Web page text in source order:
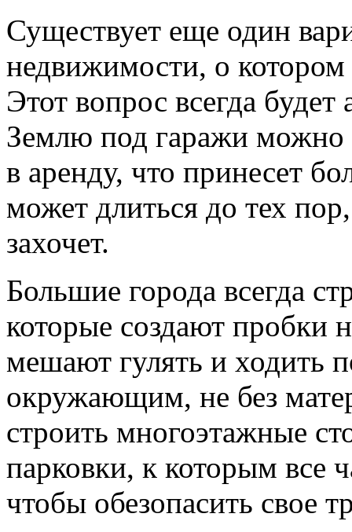
Существует еще один
недвижимости, о котором
Этот вопрос всегда
Землю под гаражи можно
в аренду, что принесет
может длиться до тех
захочет.
Большие города всегда
которые создают пробки
мешают гулять и ходить
окружающим, не без
строить многоэтажные
парковки, к которым все
чтобы обезопасить свое